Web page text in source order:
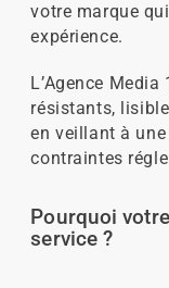
votre marque
expérience.
L’Agence
résistants,
en veillant à une
contraintes
Pourquoi
service ?